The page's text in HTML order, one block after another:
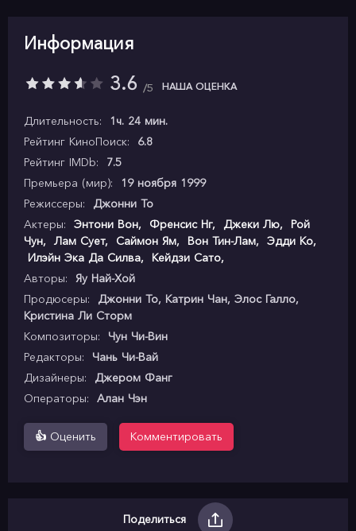
Информация
3.6 5 НАША ОЦЕНКА
Длительность:
1ч. 24 мин.
Рейтинг КиноПоиск:
6.8
Рейтинг IMDb:
7.5
Премьера (мир):
19 ноября 1999
Режиссеры:
Джонни То
Актеры:
Энтони Вон, Френсис Нг, Джеки Лю,
Рой
Чун, Лам Сует, Саймон Ям, Вон Тин-Лам, Эдди Ко,
Илэйн Эка Да Силва, Кейдзи Сато,
Авторы:
Яу Най-Хой
Продюсеры:
Джонни То, Катрин Чан, Элос Галло,
Кристина Ли Сторм
Композиторы:
Чун Чи-Вин
Редакторы:
Чань Чи-Вай
Дизайнеры:
Джером Фанг
Операторы:
Алан Чэн
👍 Оценить Комментировать
Поделиться